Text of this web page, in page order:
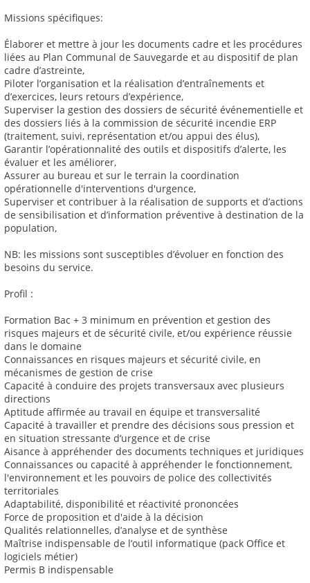
Missions spécifiques:
Élaborer et mettre à jour les documents cadre et les procédures
liées au Plan Communal de Sauvegarde et au dispositif de plan
cadre d’astreinte,
Piloter l’organisation et la réalisation d’entraînements et
d’exercices, leurs retours d’expérience,
Superviser la gestion des dossiers de sécurité événementielle et
des dossiers liés à la commission de sécurité incendie ERP
(traitement, suivi, représentation et/ou appui des élus),
Garantir l’opérationnalité des outils et dispositifs d’alerte, les
évaluer et les améliorer,
Assurer au bureau et sur le terrain la coordination
opérationnelle d'interventions d'urgence,
Superviser et contribuer à la réalisation de supports et d’actions
de sensibilisation et d’information préventive à destination de la
population,
NB: les missions sont susceptibles d’évoluer en fonction des
besoins du service.
Profil :
Formation Bac + 3 minimum en prévention et gestion des
risques majeurs et de sécurité civile, et/ou expérience réussie
dans le domaine
Connaissances en risques majeurs et sécurité civile, en
mécanismes de gestion de crise
Capacité à conduire des projets transversaux avec plusieurs
directions
Aptitude affirmée au travail en équipe et transversalité
Capacité à travailler et prendre des décisions sous pression et
en situation stressante d’urgence et de crise
Aisance à appréhender des documents techniques et juridiques
Connaissances ou capacité à appréhender le fonctionnement,
l'environnement et les pouvoirs de police des collectivités
territoriales
Adaptabilité, disponibilité et réactivité prononcées
Force de proposition et d'aide à la décision
Qualités relationnelles, d’analyse et de synthèse
Maîtrise indispensable de l’outil informatique (pack Office et
logiciels métier)
Permis B indispensable